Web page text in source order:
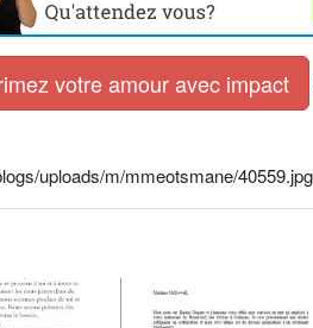
votre amour avec impact
uploads/m/mmeotsmane/40559.jpg